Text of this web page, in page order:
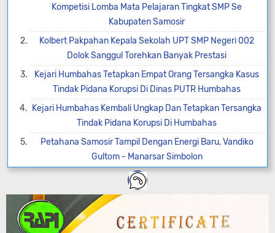
Kompetisi Lomba Mata Pelajaran Tingkat SMP Se
Kabupaten Samosir
Kolbert Pakpahan Kepala Sekolah UPT SMP Negeri 002
Dolok Sanggul Torehkan Banyak Prestasi
Kejari Humbahas Tetapkan Empat Orang Tersangka Kasus
Tindak Pidana Korupsi Di Dinas PUTR Humbahas
Kejari Humbahas Kembali Ungkap Dan Tetapkan Tersangka
Tindak Pidana Korupsi Di Humbahas
Petahana Samosir Tampil Dengan Energi Baru, Vandiko
Gultom - Manarsar Simbolon